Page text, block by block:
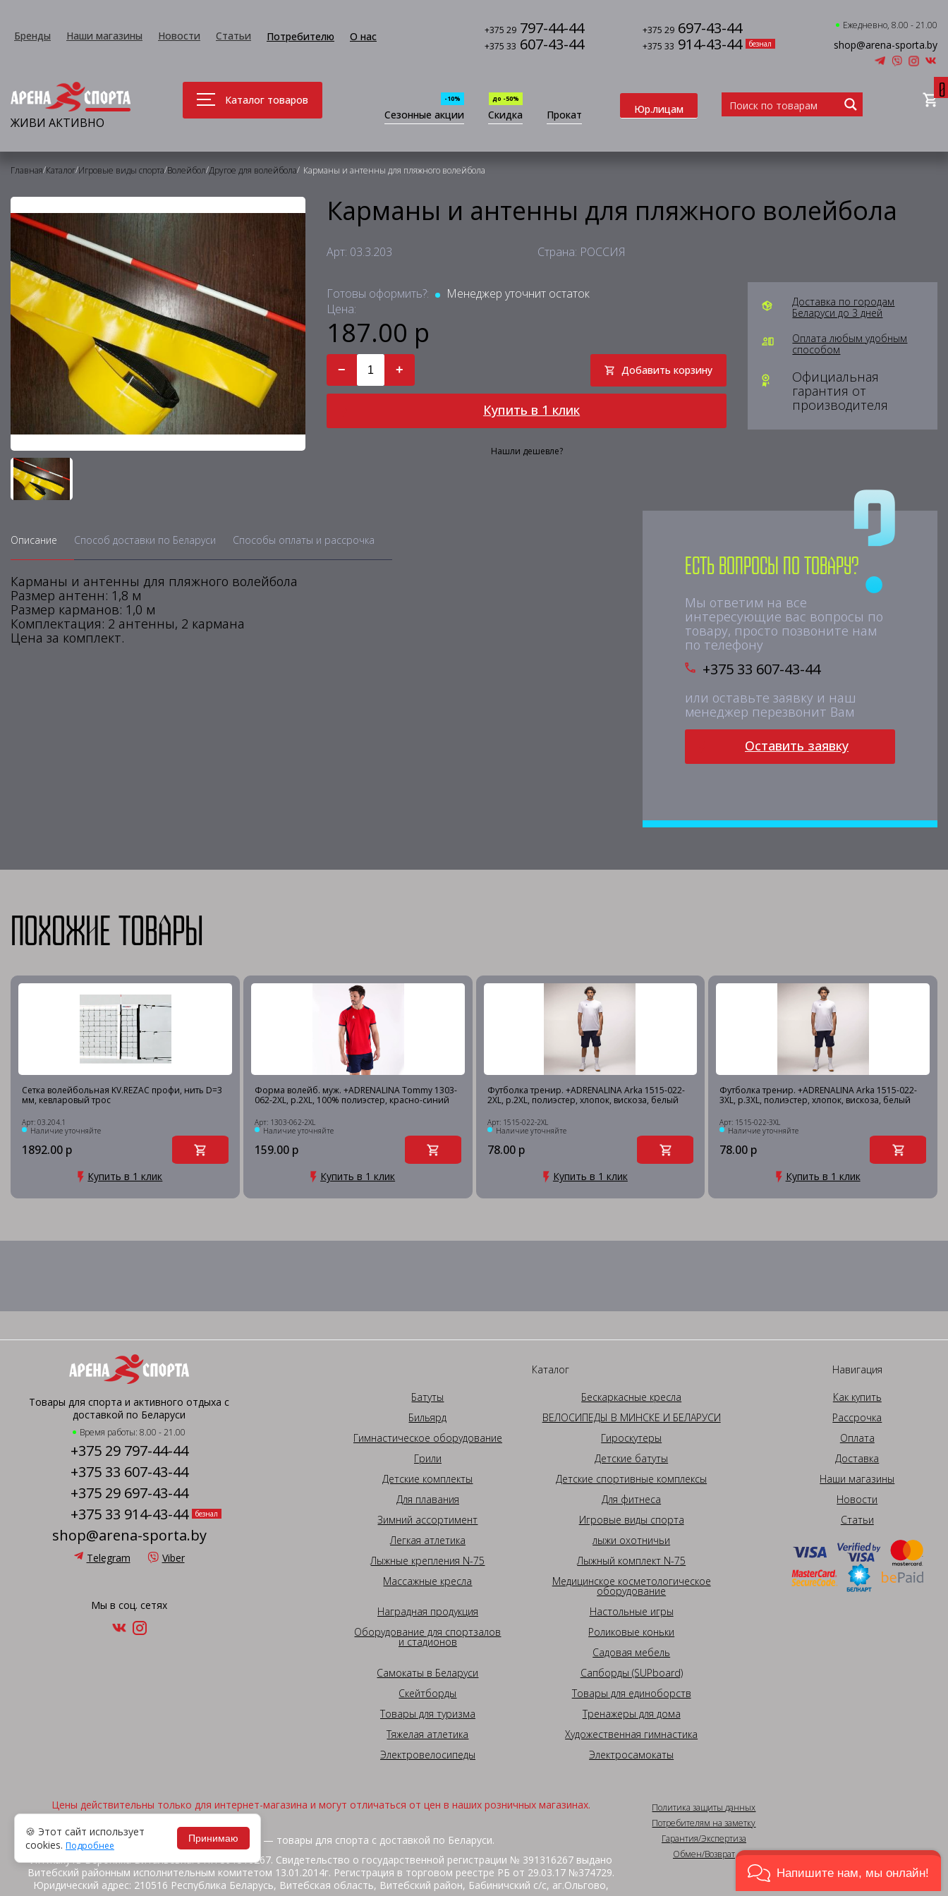
Бренды Наши магазины Новости Статьи Потребителю О нас +375 29 797-44-44 +375 29 697-43-44
+375 33 607-43-44 +375 33 914-43-44 безнал
Ежедневно, 8.00 - 21.00
shop@arena-sporta.by
ЖИВИ АКТИВНО
Каталог товаров
Сезонные акции
-10%
Скидка
до -50%
Прокат Юр.лицам
0
Главная/Каталог/Игровые виды спорта/Волейбол/Другое для волейбола/ Карманы и антенны для пляжного волейбола
Карманы и антенны для пляжного волейбола
Арт: 03.3.203 Страна: РОССИЯ
Готовы оформить?:
Менеджер уточнит остаток
Цена:
187.00 р
− + Добавить корзину
Купить в 1 клик
Нашли дешевле?
Доставка по городам
Беларуси до 3 дней
Оплата любым удобным
способом
Официальная
гарантия от
производителя
Описание Способ доставки по Беларуси Способы оплаты и рассрочка
Карманы и антенны для пляжного волейбола
Размер антенн: 1,8 м
Размер карманов: 1,0 м
Комплектация: 2 антенны, 2 кармана
Цена за комплект.
Есть вопросы по товару?
Мы ответим на все
интересующие вас вопросы по
товару, просто позвоните нам
по телефону
+375 33 607-43-44
или оставьте заявку и наш
менеджер перезвонит Вам
Оставить заявку
Похожие товары
Сетка волейбольная KV.REZAC профи, нить D=3
мм, кевларовый трос
Арт: 03.204.1
Наличие уточняйте
1892.00 р
Купить в 1 клик
Форма волейб. муж. +ADRENALINA Tommy 1303-
062-2XL, р.2XL, 100% полиэстер, красно-синий
Арт: 1303-062-2XL
Наличие уточняйте
159.00 р
Купить в 1 клик
Футболка тренир. +ADRENALINA Arka 1515-022-
2XL, р.2XL, полиэстер, хлопок, вискоза, белый
Арт: 1515-022-2XL
Наличие уточняйте
78.00 р
Купить в 1 клик
Футболка тренир. +ADRENALINA Arka 1515-022-
3XL, р.3XL, полиэстер, хлопок, вискоза, белый
Арт: 1515-022-3XL
Наличие уточняйте
78.00 р
Купить в 1 клик
Товары для спорта и активного отдыха с
доставкой по Беларуси
Время работы: 8.00 - 21.00
+375 29 797-44-44
+375 33 607-43-44
+375 29 697-43-44
+375 33 914-43-44
безнал
shop@arena-sporta.by
Telegram Viber
Мы в соц. сетях
Каталог
Батуты
Бескаркасные кресла
Бильярд
ВЕЛОСИПЕДЫ В МИНСКЕ И БЕЛАРУСИ
Гимнастическое оборудование
Гироскутеры
Грили
Детские батуты
Детские комплекты
Детские спортивные комплексы
Для плавания
Для фитнеса
Зимний ассортимент
Игровые виды спорта
Легкая атлетика
лыжи охотничьи
Лыжные крепления N-75
Лыжный комплект N-75
Массажные кресла
Медицинское косметологическое
оборудование
Наградная продукция
Настольные игры
Оборудование для спортзалов
и стадионов
Роликовые коньки
Садовая мебель
Самокаты в Беларуси
Сапборды (SUPboard)
Скейтборды
Товары для единоборств
Товары для туризма
Тренажеры для дома
Тяжелая атлетика
Художественная гимнастика
Электровелосипеды
Электросамокаты
Навигация
Как купить
Рассрочка
Оплата
Доставка
Наши магазины
Новости
Статьи
Цены действительны только для интернет-магазина и могут отличаться от цен в наших розничных магазинах.
2026, © "Арена спорта" — товары для спорта с доставкой по Беларуси.
ИП Жакуть Вероника Витальевна. УНП 391316267. Свидетельство о государственной регистрации № 391316267 выдано
Витебский районным исполнительным комитетом 13.01.2014г. Регистрация в торговом реестре РБ от 29.03.17 №374729.
Юридический адрес: 210516 Республика Беларусь, Витебская область, Витебский район, Бабиничский с/с, аг.Ольгово,
Политика защиты данных
Потребителям на заметку
Гарантия/Экспертиза
Обмен/Возврат
🍪 Этот сайт использует
cookies. Подробнее
Принимаю
Напишите нам, мы онлайн!